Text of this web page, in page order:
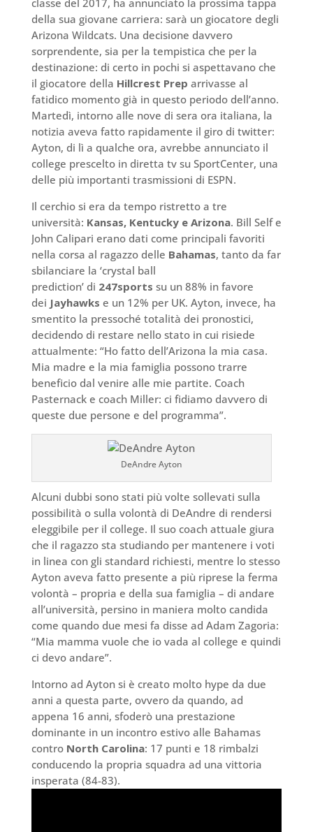
della sua giovane carriera: sarà un giocatore degli
Arizona Wildcats. Una decisione davvero
sorprendente, sia per la tempistica che per la
destinazione: di certo in pochi si aspettavano che
il giocatore della Hillcrest Prep arrivasse al
fatidico momento già in questo periodo dell’anno.
Martedì, intorno alle nove di sera ora italiana, la
notizia aveva fatto rapidamente il giro di twitter:
Ayton, di lì a qualche ora, avrebbe annunciato il
college prescelto in diretta tv su SportCenter, una
delle più importanti trasmissioni di ESPN.
Il cerchio si era da tempo ristretto a tre
università: Kansas, Kentucky e Arizona. Bill Self e
John Calipari erano dati come principali favoriti
nella corsa al ragazzo delle Bahamas, tanto da far
sbilanciare la ‘crystal ball
prediction’ di 247sports su un 88% in favore
dei Jayhawks e un 12% per UK. Ayton, invece, ha
smentito la pressoché totalità dei pronostici,
decidendo di restare nello stato in cui risiede
attualmente: “Ho fatto dell’Arizona la mia casa.
Mia madre e la mia famiglia possono trarre
beneficio dal venire alle mie partite. Coach
Pasternack e coach Miller: ci fidiamo davvero di
queste due persone e del programma”.
DeAndre Ayton
Alcuni dubbi sono stati più volte sollevati sulla
possibilità o sulla volontà di DeAndre di rendersi
eleggibile per il college. Il suo coach attuale giura
che il ragazzo sta studiando per mantenere i voti
in linea con gli standard richiesti, mentre lo stesso
Ayton aveva fatto presente a più riprese la ferma
volontà – propria e della sua famiglia – di andare
all’università, persino in maniera molto candida
come quando due mesi fa disse ad Adam Zagoria:
“Mia mamma vuole che io vada al college e quindi
ci devo andare”.
Intorno ad Ayton si è creato molto hype da due
anni a questa parte, ovvero da quando, ad
appena 16 anni, sfoderò una prestazione
dominante in un incontro estivo alle Bahamas
contro North Carolina: 17 punti e 18 rimbalzi
conducendo la propria squadra ad una vittoria
insperata (84-83).